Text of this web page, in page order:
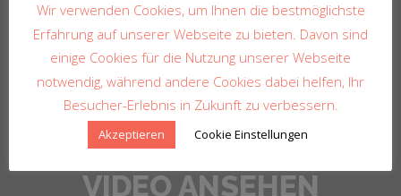
WAS WIR MACHEN -
VIDEO ANSEHEN
Wir verwenden Cookies, um Ihnen die bestmöglichste
Erfahrung auf unserer Webseite zu bieten. Davon sind
einige Cookies für die Nutzung unserer Webseite
notwendig, während andere Cookies dabei helfen, Ihr
Besucher-Erlebnis in Zukunft zu verbessern.
Akzeptieren Cookie Einstellungen